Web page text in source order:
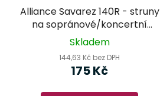
Alliance Savarez 140R - struny
na sopránové/koncertní
ukulele
Skladem
144,63 Kč bez DPH
175 Kč